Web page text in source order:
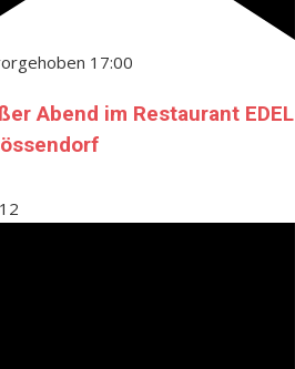
17:00
Abend im Restaurant EDEL
12